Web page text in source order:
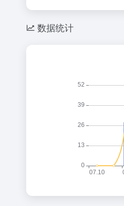
数据统计